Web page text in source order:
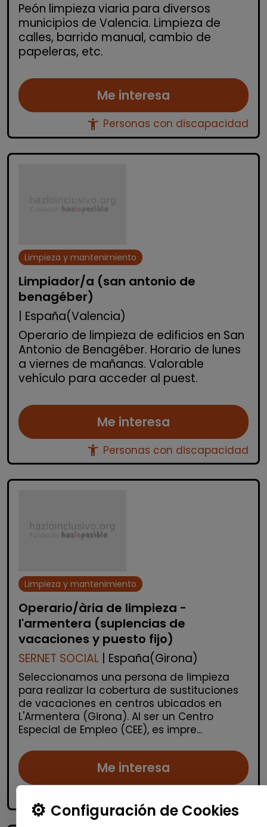
Peón limpieza viaria para diversos
municipios de Valencia. Limpieza de
calles, barrido manual, cambio de
papeleras, etc.
Me interesa
accessibility_new Personas con discapacidad
Limpieza y mantenimiento
Limpiador/a (san antonio de
benagéber)
| España(Valencia)
Operario de limpieza de edificios en San
Antonio de Benagéber. Horario de lunes
a viernes de mañanas. Valorable
vehículo para acceder al puest.
Me interesa
accessibility_new Personas con discapacidad
Limpieza y mantenimiento
Operario/ària de limpieza -
l'armentera (suplencias de
vacaciones y puesto fijo)
SERNET SOCIAL | España(Girona)
Seleccionamos una persona de limpieza
para realizar la cobertura de sustituciones
de vacaciones en centros ubicados en
L'Armentera (Girona). Al ser un Centro
Especial de Empleo (CEE), es impre...
Me interesa
Configuración de Cookies